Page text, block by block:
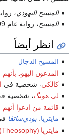
المسيح اليهودي، رواية
المسيح، رواية عام 1999 للكاتب
انظر أيضاً
المسيح الدجال
المدعون اليهود
كالكي، شخصية في
لي هونگ، شخصية في
قائمة من ادعوا أنهم
مايتريا،بوذي‌ساتڤا
مايتريا (Theosophy)